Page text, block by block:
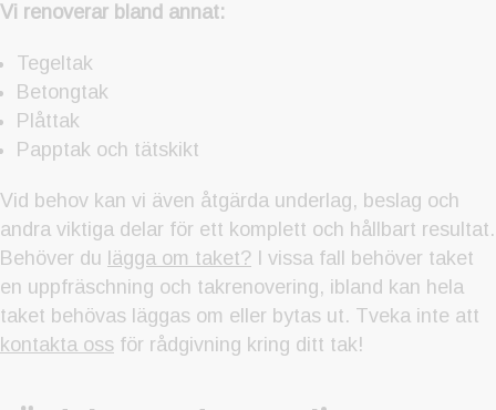
Vi renoverar bland annat:
Tegeltak
Betongtak
Plåttak
Papptak och tätskikt
Vid behov kan vi även åtgärda underlag, beslag och
andra viktiga delar för ett komplett och hållbart resultat.
Behöver du lägga om taket? I vissa fall behöver taket
en uppfräschning och takrenovering, ibland kan hela
taket behövas läggas om eller bytas ut. Tveka inte att
kontakta oss för rådgivning kring ditt tak!